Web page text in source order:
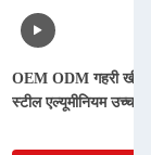
OEM ODM गहरी
स्टील एल्यूमीनियम उच्च